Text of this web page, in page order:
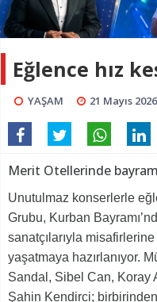
Eğlence hız
YAŞAM 21 Mayıs
Merit Otellerinde
Unutulmaz konserlerle
Grubu, Kurban
sanatçılarıyla
yaşatmaya hazırlanıyor.
Sandal, Sibel Can, Koray
Şahin Kendirci;